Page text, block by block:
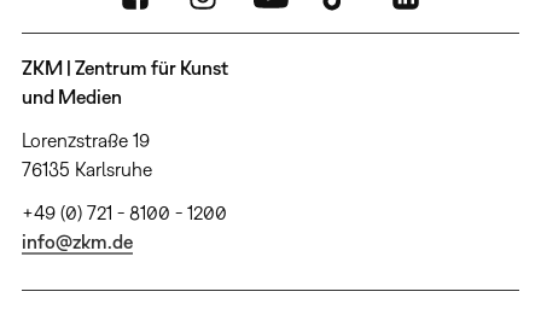
ZKM | Zentrum für Kunst
und Medien
Lorenzstraße 19
76135 Karlsruhe
+49 (0) 721 - 8100 - 1200
info@zkm.de